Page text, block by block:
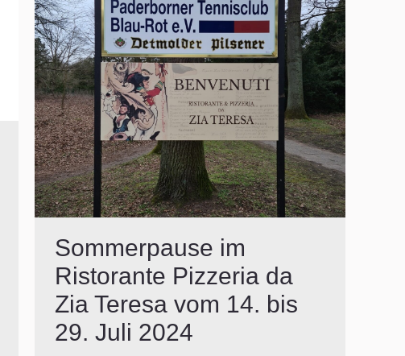
Sommerpause im
Ristorante Pizzeria da
Zia Teresa vom 14. bis
29. Juli 2024